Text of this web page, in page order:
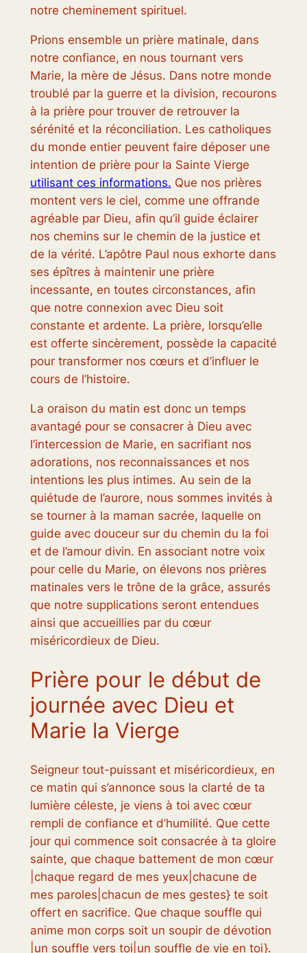
notre cheminement spirituel.
Prions ensemble un prière matinale, dans
notre confiance, en nous tournant vers
Marie, la mère de Jésus. Dans notre monde
troublé par la guerre et la division, recourons
à la prière pour trouver de retrouver la
sérénité et la réconciliation. Les catholiques
du monde entier peuvent faire déposer une
intention de prière pour la Sainte Vierge
utilisant ces informations. Que nos prières
montent vers le ciel, comme une offrande
agréable par Dieu, afin qu’il guide éclairer
nos chemins sur le chemin de la justice et
de la vérité. L’apôtre Paul nous exhorte dans
ses épîtres à maintenir une prière
incessante, en toutes circonstances, afin
que notre connexion avec Dieu soit
constante et ardente. La prière, lorsqu’elle
est offerte sincèrement, possède la capacité
pour transformer nos cœurs et d’influer le
cours de l’histoire.
La oraison du matin est donc un temps
avantagé pour se consacrer à Dieu avec
l’intercession de Marie, en sacrifiant nos
adorations, nos reconnaissances et nos
intentions les plus intimes. Au sein de la
quiétude de l’aurore, nous sommes invités à
se tourner à la maman sacrée, laquelle on
guide avec douceur sur du chemin du la foi
et de l’amour divin. En associant notre voix
pour celle du Marie, on élevons nos prières
matinales vers le trône de la grâce, assurés
que notre supplications seront entendues
ainsi que accueillies par du cœur
miséricordieux de Dieu.
Prière pour le début de
journée avec Dieu et
Marie la Vierge
Seigneur tout-puissant et miséricordieux, en
ce matin qui s’annonce sous la clarté de ta
lumière céleste, je viens à toi avec cœur
rempli de confiance et d’humilité. Que cette
jour qui commence soit consacrée à ta gloire
sainte, que chaque battement de mon cœur
|chaque regard de mes yeux|chacune de
mes paroles|chacun de mes gestes} te soit
offert en sacrifice. Que chaque souffle qui
anime mon corps soit un soupir de dévotion
|un souffle vers toi|un souffle de vie en toi}.